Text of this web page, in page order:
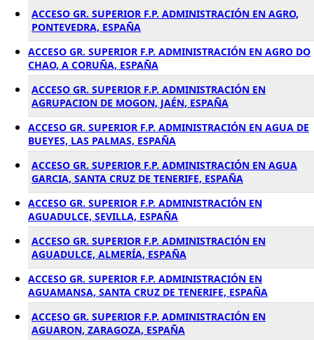
ACCESO GR. SUPERIOR F.P. ADMINISTRACIÓN EN AGRO,
PONTEVEDRA, ESPAÑA
ACCESO GR. SUPERIOR F.P. ADMINISTRACIÓN EN AGRO DO
CHAO, A CORUÑA, ESPAÑA
ACCESO GR. SUPERIOR F.P. ADMINISTRACIÓN EN
AGRUPACION DE MOGON, JAÉN, ESPAÑA
ACCESO GR. SUPERIOR F.P. ADMINISTRACIÓN EN AGUA DE
BUEYES, LAS PALMAS, ESPAÑA
ACCESO GR. SUPERIOR F.P. ADMINISTRACIÓN EN AGUA
GARCIA, SANTA CRUZ DE TENERIFE, ESPAÑA
ACCESO GR. SUPERIOR F.P. ADMINISTRACIÓN EN
AGUADULCE, SEVILLA, ESPAÑA
ACCESO GR. SUPERIOR F.P. ADMINISTRACIÓN EN
AGUADULCE, ALMERÍA, ESPAÑA
ACCESO GR. SUPERIOR F.P. ADMINISTRACIÓN EN
AGUAMANSA, SANTA CRUZ DE TENERIFE, ESPAÑA
ACCESO GR. SUPERIOR F.P. ADMINISTRACIÓN EN
AGUARON, ZARAGOZA, ESPAÑA